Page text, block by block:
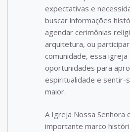
expectativas e
buscar informações
agendar cerimônias
arquitetura, ou
comunidade, essa
oportunidades para
espiritualidade e sentir-
maior.
A Igreja Nossa Senhora
importante marco